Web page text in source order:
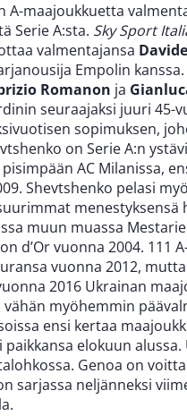
A-maajoukkuetta
Serie A:sta. Sky Sport
valmentajansa
Empolin
Romanon ja
seuraajaksi juuri 45-
sopimuksen,
on Serie A:n
AC Milanissa,
Shevtshenko pelasi
menestyksensä
muun muassa
d’Or vuonna 2004. 111
vuonna 2012,
2016 Ukrainan
myöhemmin
ensi kertaa
elokuun alussa.
Genoa on
sarjassa neljänneksi